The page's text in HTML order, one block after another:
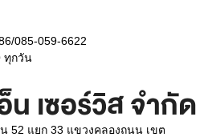
085-059-6622
ทุกวัน
น เซอร์วิส จำกัด
52 แยก 33 แขวงคลองถนน เขต